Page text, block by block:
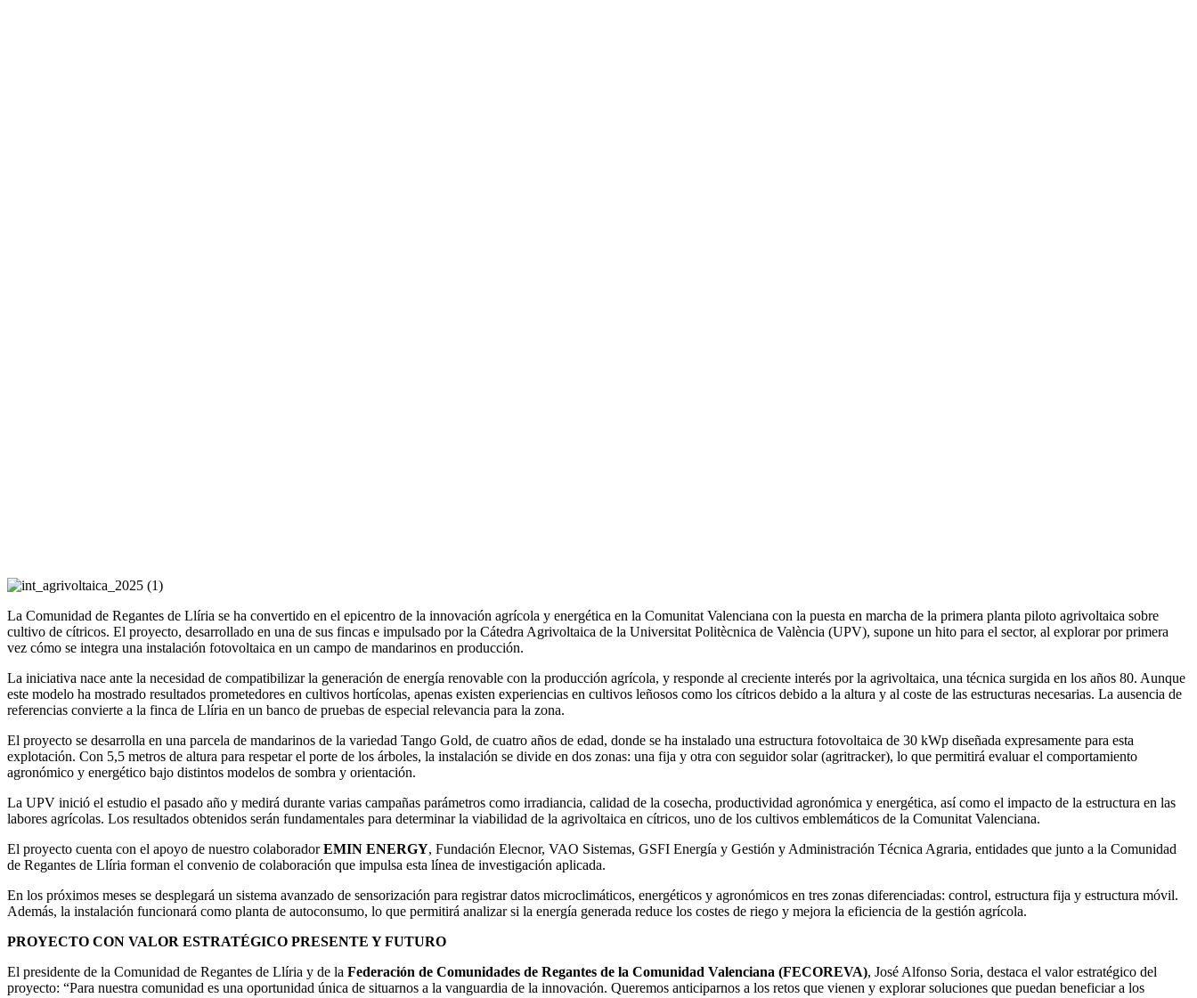
La Comunidad de Regantes de Llíria se ha convertido en el epicentro de la innovación agrícola y energética en la Comunitat Valenciana con la puesta en marcha de la primera planta piloto agrivoltaica sobre
cultivo de cítricos. El proyecto, desarrollado en una de sus fincas e impulsado por la Cátedra Agrivoltaica de la Universitat Politècnica de València (UPV), supone un hito para el sector, al explorar por primera
vez cómo se integra una instalación fotovoltaica en un campo de mandarinos en producción.
La iniciativa nace ante la necesidad de compatibilizar la generación de energía renovable con la producción agrícola, y responde al creciente interés por la agrivoltaica, una técnica surgida en los años 80. Aunque
este modelo ha mostrado resultados prometedores en cultivos hortícolas, apenas existen experiencias en cultivos leñosos como los cítricos debido a la altura y al coste de las estructuras necesarias. La ausencia de
referencias convierte a la finca de Llíria en un banco de pruebas de especial relevancia para la zona.
El proyecto se desarrolla en una parcela de mandarinos de la variedad Tango Gold, de cuatro años de edad, donde se ha instalado una estructura fotovoltaica de 30 kWp diseñada expresamente para esta
explotación. Con 5,5 metros de altura para respetar el porte de los árboles, la instalación se divide en dos zonas: una fija y otra con seguidor solar (agritracker), lo que permitirá evaluar el comportamiento
agronómico y energético bajo distintos modelos de sombra y orientación.
La UPV inició el estudio el pasado año y medirá durante varias campañas parámetros como irradiancia, calidad de la cosecha, productividad agronómica y energética, así como el impacto de la estructura en las
labores agrícolas. Los resultados obtenidos serán fundamentales para determinar la viabilidad de la agrivoltaica en cítricos, uno de los cultivos emblemáticos de la Comunitat Valenciana.
El proyecto cuenta con el apoyo de nuestro colaboradorEMIN ENERGY, Fundación Elecnor, VAO Sistemas, GSFI Energía y Gestión y Administración Técnica Agraria, entidades que junto a la Comunidad
de Regantes de Llíria forman el convenio de colaboración que impulsa esta línea de investigación aplicada.
En los próximos meses se desplegará un sistema avanzado de sensorización para registrar datos microclimáticos, energéticos y agronómicos en tres zonas diferenciadas: control, estructura fija y estructura móvil.
Además, la instalación funcionará como planta de autoconsumo, lo que permitirá analizar si la energía generada reduce los costes de riego y mejora la eficiencia de la gestión agrícola.
PROYECTO CON VALOR ESTRATÉGICO PRESENTE Y FUTURO
El presidente de la Comunidad de Regantes de Llíria y de la Federación de Comunidades de Regantes de la Comunidad Valenciana (FECOREVA), José Alfonso Soria, destaca el valor estratégico del
proyecto: “Para nuestra comunidad es una oportunidad única de situarnos a la vanguardia de la innovación. Queremos anticiparnos a los retos que vienen y explorar soluciones que puedan beneficiar a los